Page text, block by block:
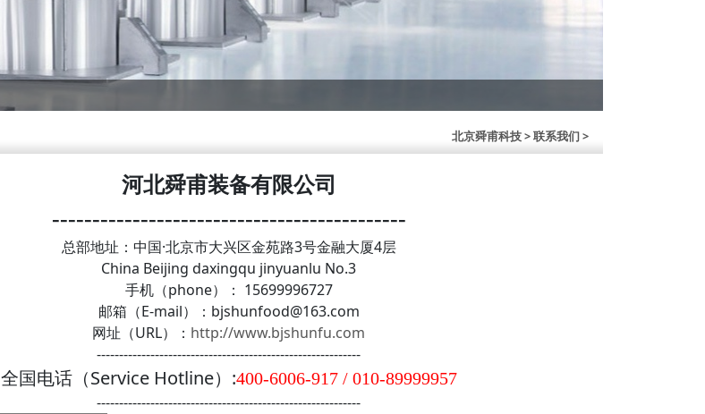
北京舜甫科技> 联系我们 >
河北舜甫装备有限公司
--------------------------------------------
总部地址：中国·北京市大兴区金苑路3号金融大厦4层
China Beijing daxingqu jinyuanlu No.3
手机（phone）： 15699996727
邮箱（E-mail）：bjshunfood@163.com
网址（URL）： http://www.bjshunfu.com
-----------------------------------------------------------
全国电话（Service Hotline）:400-6006-917 / 010-89999957
-----------------------------------------------------------